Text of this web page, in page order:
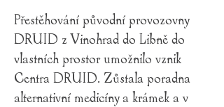
Přestěhování původní provozovny
DRUID z Vinohrad do Libně do
vlastních prostor umožnilo vznik
Centra DRUID. Zůstala poradna
alternativní medicíny a krámek a v